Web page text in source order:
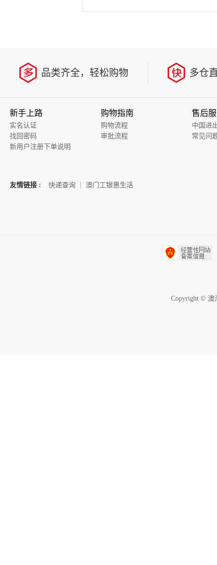
品类齐全，轻松购物 多仓
新手上路
实名认证
找回密码
新用户注册下单说明
购物指南
购物流程
审批流程
售后
中国进
常见问
友情链接 : 快递查询 澳门工银惠生活
Copyright © 澳